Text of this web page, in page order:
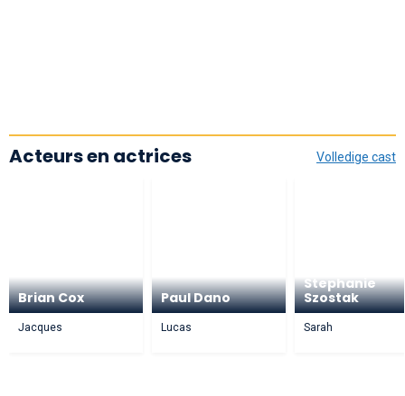
Volledige cast
Acteurs en actrices
Brian Cox
Jacques
Paul Dano
Lucas
Stephanie
Szostak
Sarah